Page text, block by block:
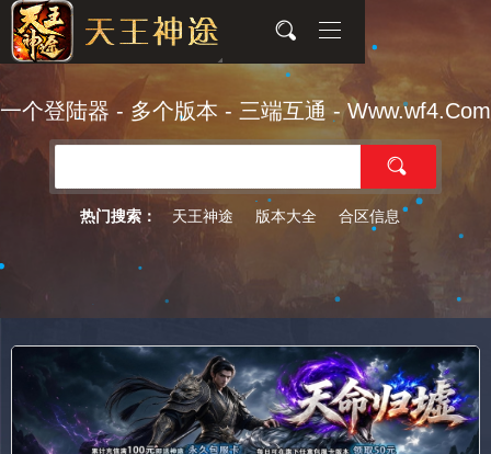
一个登陆器 - 多个版本 - 三端互通 - Www.wf4.Com
热门搜索： 天王神途 版本大全 合区信息